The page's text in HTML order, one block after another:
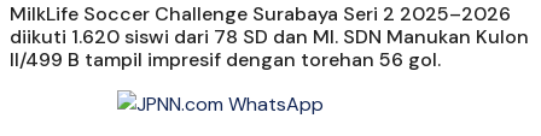
MilkLife Soccer Challenge Surabaya Seri 2 2025–2026
diikuti 1.620 siswi dari 78 SD dan MI. SDN Manukan Kulon
II/499 B tampil impresif dengan torehan 56 gol.